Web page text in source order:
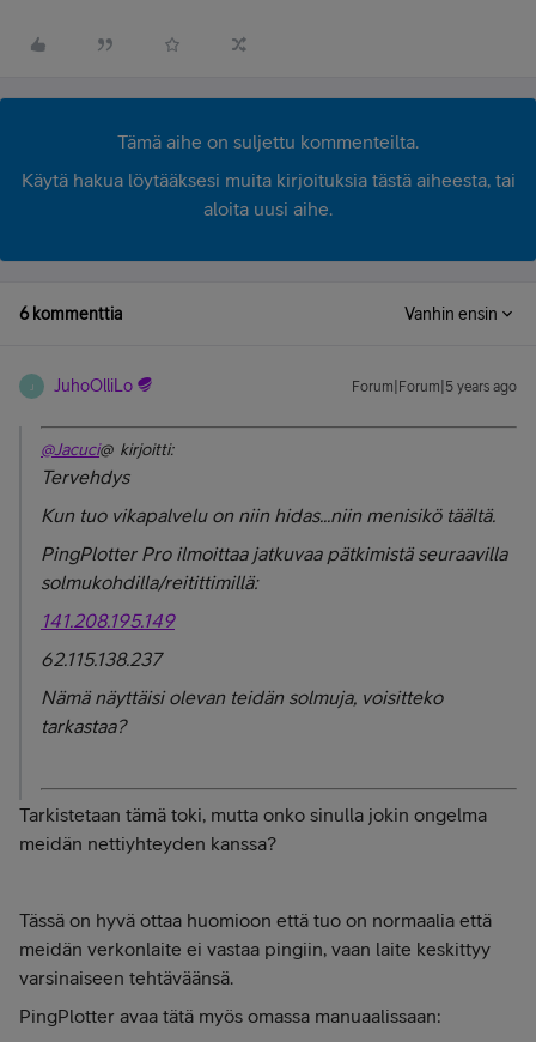
Tämä aihe on suljettu kommenteilta.
Käytä hakua löytääksesi muita kirjoituksia tästä aiheesta, tai
aloita uusi aihe.
6 kommenttia Vanhin ensin
J JuhoOlliLo Forum|Forum|5 years ago
@Jacuci@ kirjoitti:
Tervehdys
Kun tuo vikapalvelu on niin hidas...niin menisikö täältä.
PingPlotter Pro ilmoittaa jatkuvaa pätkimistä seuraavilla
solmukohdilla/reitittimillä:
141.208.195.149
62.115.138.237
Nämä näyttäisi olevan teidän solmuja, voisitteko
tarkastaa?
Tarkistetaan tämä toki, mutta onko sinulla jokin ongelma
meidän nettiyhteyden kanssa?
Tässä on hyvä ottaa huomioon että tuo on normaalia että
meidän verkonlaite ei vastaa pingiin, vaan laite keskittyy
varsinaiseen tehtäväänsä.
PingPlotter avaa tätä myös omassa manuaalissaan: